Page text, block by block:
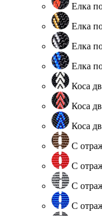
Елка
Елка
Елка
Елка
Коса
Коса
Коса
С
С
С
С